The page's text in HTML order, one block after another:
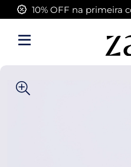
10% OFF na primeira
FRETE